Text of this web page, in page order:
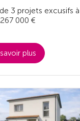
3 projets excusifs à
000 €
plus